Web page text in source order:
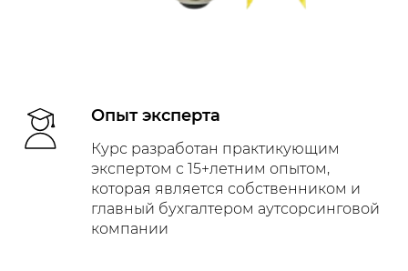
Опыт эксперта
Курс разработан практикующим
экспертом с 15+летним опытом,
которая является собственником и
главный бухгалтером аутсорсинговой
компании